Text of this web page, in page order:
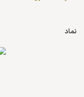
نماد